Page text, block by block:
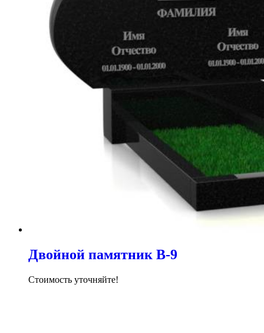
Двойной памятник В-9
Стоимость уточняйте!